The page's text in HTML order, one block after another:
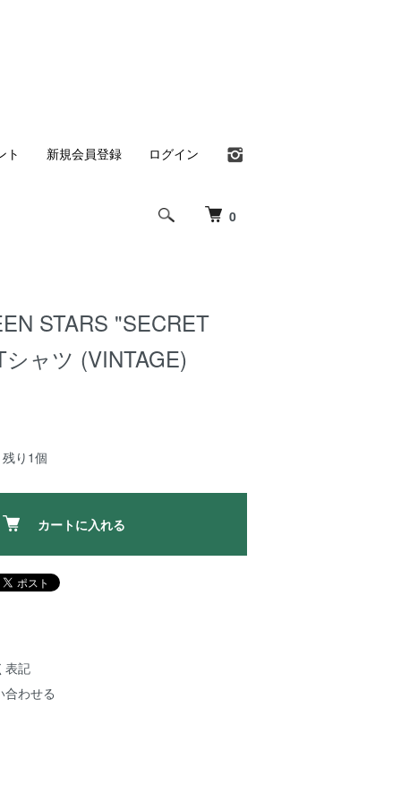
0
ト 新規会員登録 ログイン
STARS "SECRET
ャツ (VINTAGE)
り1個
カートに入れる
表記
合わせる